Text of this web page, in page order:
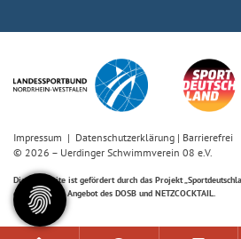
Impressum | Datenschutzerklärung | Barrierefrei
© 2026 – Uerdinger Schwimmverein 08 e.V.
Diese Website ist gefördert durch das Projekt
gemeinsamen Angebot des DOSB und NETZCOCKTAIL.